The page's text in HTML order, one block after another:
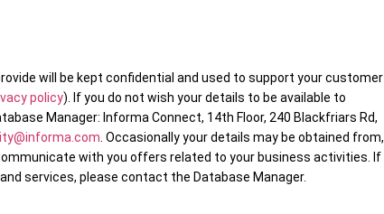
will be kept confidential and used to support your customer
policy). If you do not wish your details to be available to
Manager: Informa Connect, 14th Floor, 240 Blackfriars Rd,
. Occasionally your details may be obtained from,
with you offers related to your business activities. If
services, please contact the Database Manager.